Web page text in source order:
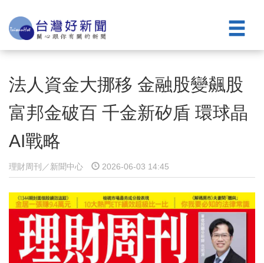
法人資金大挪移 金融股變飆股
富邦金破百 千金新矽盾 環球晶
AI戰略
理財周刊／新聞中心 2026-06-03 14:45